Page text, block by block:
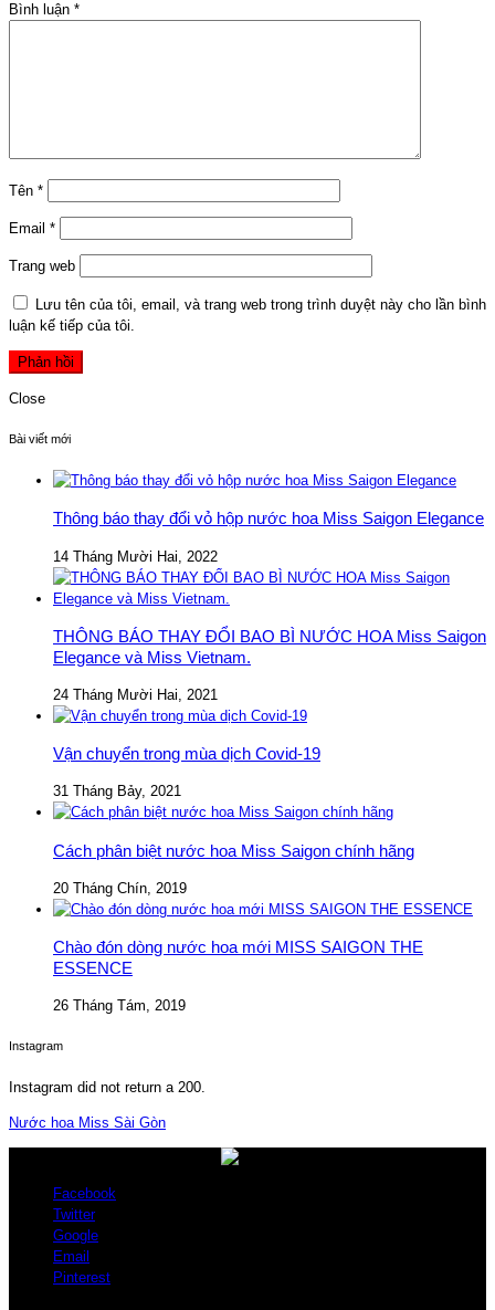
Bình luận *
Tên *
Email *
Trang web
Lưu tên của tôi, email, và trang web trong trình duyệt này cho lần bình
luận kế tiếp của tôi.
Close
Bài viết mới
Thông báo thay đổi vỏ hộp nước hoa Miss Saigon Elegance
14 Tháng Mười Hai, 2022
THÔNG BÁO THAY ĐỔI BAO BÌ NƯỚC HOA Miss Saigon
Elegance và Miss Vietnam.
24 Tháng Mười Hai, 2021
Vận chuyển trong mùa dịch Covid-19
31 Tháng Bảy, 2021
Cách phân biệt nước hoa Miss Saigon chính hãng
20 Tháng Chín, 2019
Chào đón dòng nước hoa mới MISS SAIGON THE
ESSENCE
26 Tháng Tám, 2019
Instagram
Instagram did not return a 200.
Nước hoa Miss Sài Gòn
Facebook
Twitter
Google
Email
Pinterest